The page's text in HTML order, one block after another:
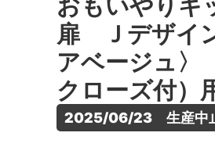
扉 Ｊデザイ
アベージュ
クローズ付
2025/06/23　生産中